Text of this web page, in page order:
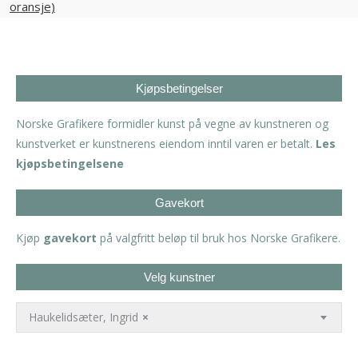
Kjøpsbetingelser
Norske Grafikere formidler kunst på vegne av kunstneren og
kunstverket er kunstnerens eiendom inntil varen er betalt. Les
kjøpsbetingelsene
Gavekort
Kjøp gavekort på valgfritt beløp til bruk hos Norske Grafikere.
Velg kunstner
×
Haukelidsæter, Ingrid